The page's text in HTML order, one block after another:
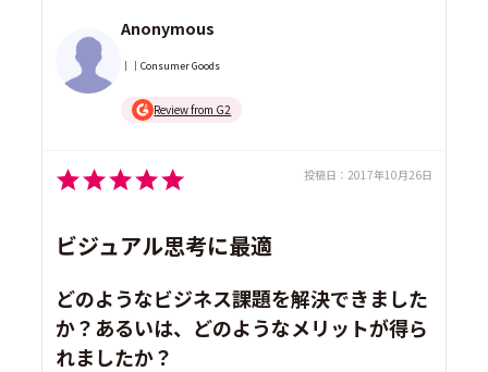
Anonymous
｜｜Consumer Goods
Review from G2
投稿日： 2017年10月26日
ビジュアル思考に最適
どのようなビジネス課題を解決できました
か？あるいは、どのようなメリットが得ら
れましたか？